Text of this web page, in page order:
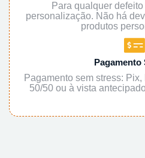
Para qualquer
personalização. Não há
produtos
Pagamento
Pagamento sem stress:
50/50 ou à vista